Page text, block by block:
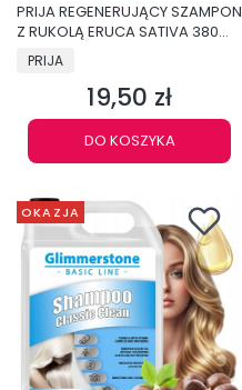
PRIJA REGENERUJĄCY SZAMPON
Z RUKOLĄ ERUCA SATIVA 380ml
Z POMPKĄ NA PREZENT
P400SPR
PRIJA
Cena
19,50 zł
DO KOSZYKA
OKAZJA